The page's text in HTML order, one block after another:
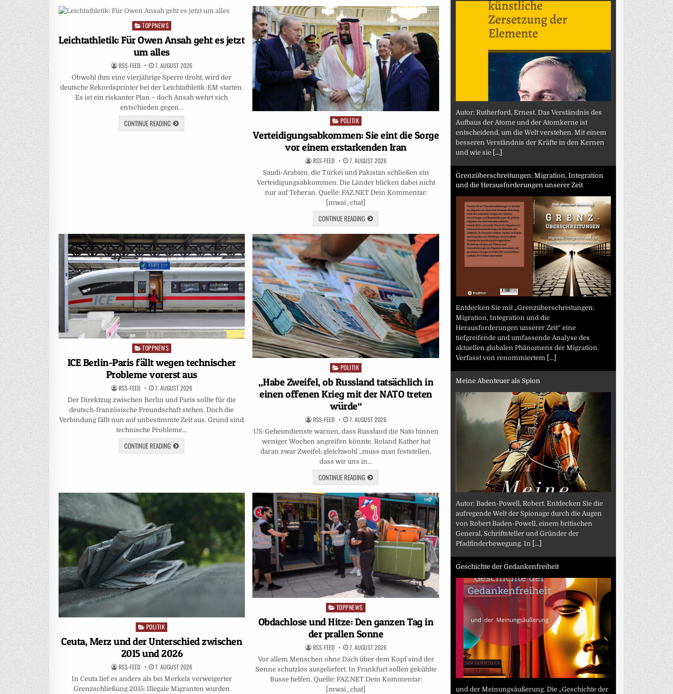
Posted
TOPPNEWS
Leichtathletik: Für Owen Ansah geht es jetzt
um alles
RSS-FEED 7. AUGUST 2026
Obwohl ihm eine vierjährige Sperre droht, wird der
deutsche Rekordsprinter bei der Leichtathletik-EM starten.
Es ist ein riskanter Plan – doch Ansah wehrt sich
entschieden gegen…
CONTINUE READING
Posted
POLITIK
Verteidigungsabkommen: Sie eint die Sorge
vor einem erstarkenden Iran
RSS-FEED 7. AUGUST 2026
Saudi-Arabien, die Türkei und Pakistan schließen ein
Verteidigungsabkommen. Die Länder blicken dabei nicht
nur auf Teheran. Quelle: FAZ.NET Dein Kommentar:
[mwai_chat]
CONTINUE READING
Posted
in
TOPPNEWS
ICE Berlin-Paris fällt wegen technischer
Probleme vorerst aus
RSS-FEED 7. AUGUST 2026
Der Direktzug zwischen Berlin und Paris sollte für die
deutsch-französische Freundschaft stehen. Doch die
Verbindung fällt nun auf unbestimmte Zeit aus. Grund sind
technische Probleme…
CONTINUE READING
Posted
in
POLITIK
„Habe Zweifel, ob Russland tatsächlich in
einen offenen Krieg mit der NATO treten
würde“
RSS-FEED 7. AUGUST 2026
US-Geheimdienste warnen, dass Russland die Nato binnen
weniger Wochen angreifen könnte. Roland Kather hat
daran zwar Zweifel, gleichwohl „muss man feststellen,
dass wir uns in…
CONTINUE READING
Posted
in
POLITIK
Ceuta, Merz und der Unterschied zwischen
2015 und 2026
RSS-FEED 7. AUGUST 2026
In Ceuta lief es anders als bei Merkels verweigerter
Grenzschließung 2015: Illegale Migranten wurden
Posted
in
TOPPNEWS
Obdachlose und Hitze: Den ganzen Tag in
der prallen Sonne
RSS-FEED 7. AUGUST 2026
Vor allem Menschen ohne Dach über dem Kopf sind der
Sonne schutzlos ausgeliefert. In Frankfurt sollen gekühlte
Busse helfen. Quelle: FAZ.NET Dein Kommentar:
[mwai_chat]
Autor: Rutherford, Ernest. Das Verständnis des
Aufbaus der Atome und der Atomkerne ist
entscheidend, um die Welt verstehen. Mit einem
besseren Verständnis der Kräfte in den Kernen
und wie sie [...]
Grenzüberschreitungen: Migration, Integration
und die Herausforderungen unserer Zeit
Entdecken Sie mit „Grenzüberschreitungen:
Migration, Integration und die
Herausforderungen unserer Zeit“ eine
tiefgreifende und umfassende Analyse des
aktuellen globalen Phänomens der Migration.
Verfasst von renommiertem [...]
Meine Abenteuer als Spion
Autor: Baden-Powell, Robert. Entdecken Sie die
aufregende Welt der Spionage durch die Augen
von Robert Baden-Powell, einem britischen
General, Schriftsteller und Gründer der
Pfadfinderbewegung. In [...]
Geschichte der Gedankenfreiheit
und der Meinungsäußerung. Die „Geschichte der